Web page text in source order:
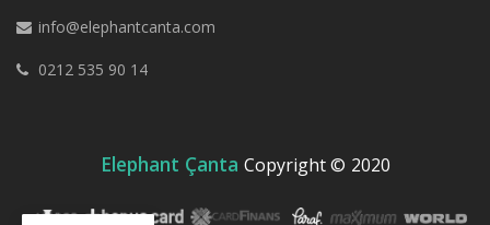
info@elephantcanta.com
0212 535 90 14
Elephant Çanta Copyright © 2020